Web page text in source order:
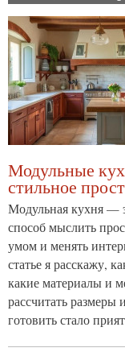
Модульные
стильное
Модульная кухня —
способ мыслить
умом и менять
статье я расскажу,
какие материалы и
рассчитать размеры
готовить стало